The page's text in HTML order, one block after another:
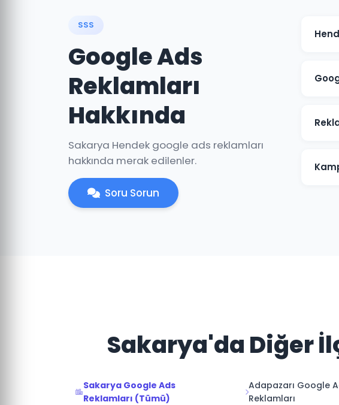
SSS
Google Ads
Reklamları
Hakkında
Sakarya Hendek google ads reklamları
hakkında merak edilenler.
Soru Sorun
için
Sakarya'da Diğer
Sakarya Google Ads
Reklamları (Tümü)
Adapazarı Google
Reklamları